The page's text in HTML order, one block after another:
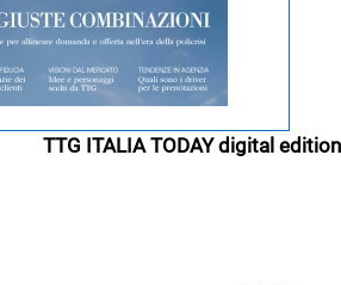
TTG ITALIA TODAY digital edition